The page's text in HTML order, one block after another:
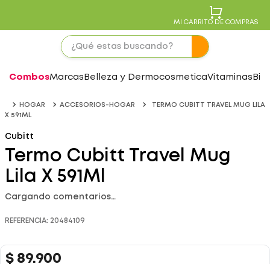
MI CARRITO DE COMPRAS
CombosMarcas Belleza y DermocosmeticaVitaminas
HOGAR ACCESORIOS-HOGAR
TERMO CUBITT TRAVEL MUG LILA
X 591ML
Cubitt
Termo Cubitt Travel Mug
Lila X 591Ml
Cargando comentarios…
REFERENCIA: 20484109
$ 89.900